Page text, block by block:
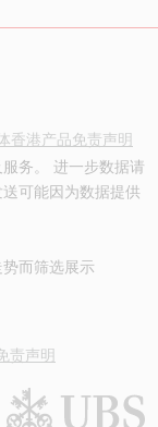
香港产品免责声明
务。 进一步数据请
可能因为数据提供
而筛选展示
责声明